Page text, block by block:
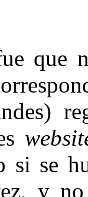
que
si se
y